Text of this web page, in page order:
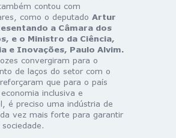
contou com
como o deputado Artur
a Câmara dos
e o Ministro da Ciência,
e Inovações, Paulo Alvim.
convergiram para o
de laços do setor com o
que para o país
inclusiva e
é preciso uma indústria de
vez mais forte para garantir